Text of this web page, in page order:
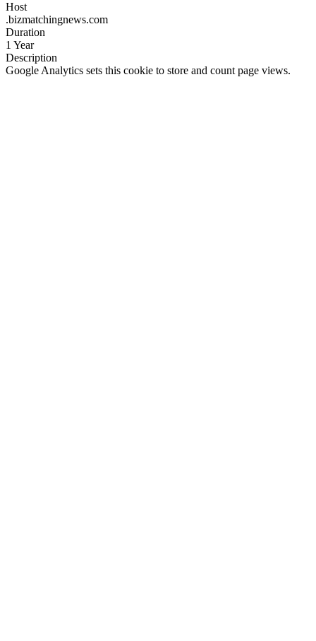
Host
.bizmatchingnews.com
Duration
1 Year
Description
Google Analytics sets this cookie to store and count page views.